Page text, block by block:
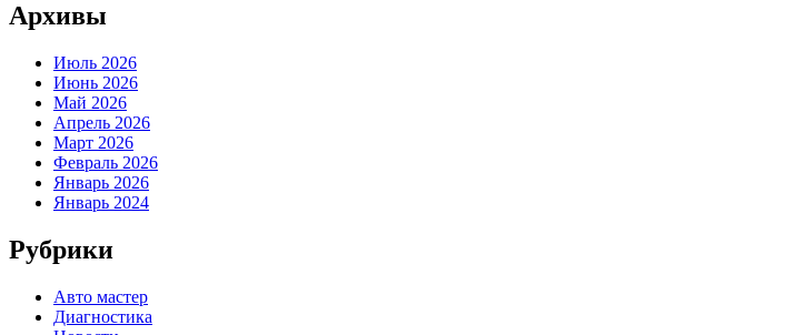
Архивы
Июль 2026
Июнь 2026
Май 2026
Апрель 2026
Март 2026
Февраль 2026
Январь 2026
Январь 2024
Рубрики
Авто мастер
Диагностика